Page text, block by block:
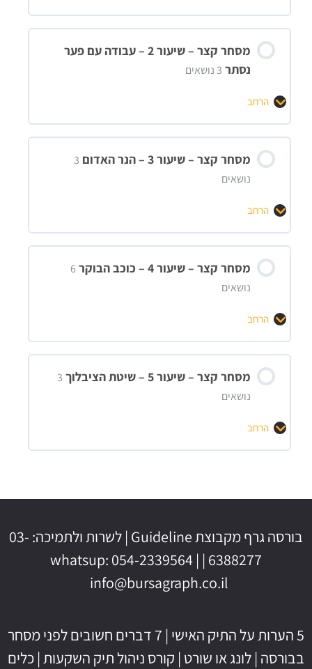
מסחר קצר – שיעור 2 – עבודה עם פער
נסתר 3 נושאים
הרחב
מסחר קצר – שיעור 3 – הנר האדום
3
נושאים
הרחב
מסחר קצר – שיעור 4 – כוכב הבוקר
6
נושאים
הרחב
מסחר קצר – שיעור 5 – שיטת הציבלוך
3
נושאים
הרחב
בורסה גרף מקבוצת Guideline | לשרות ולתמיכה: 03-
6388277 | whatsup: 054-2339564 |
info@bursagraph.co.il
5 הערות על התיק האישי |
7 דברים חשובים לפני מסחר
בבורסה | לונג או שורט | קורס ניהול תיק השקעות| כלים